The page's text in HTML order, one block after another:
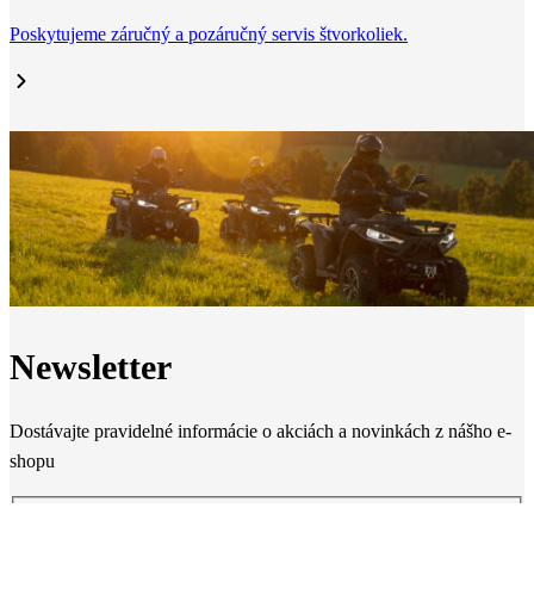
Poskytujeme záručný a pozáručný servis štvorkoliek.
Newsletter
Dostávajte pravidelné informácie o akciách a novinkách z nášho e-
shopu